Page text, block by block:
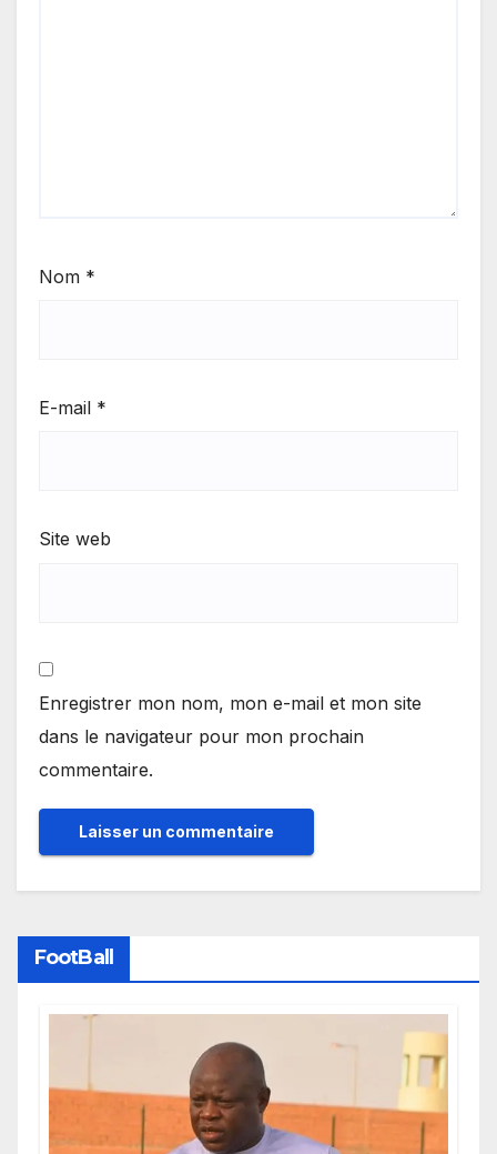
Nom *
E-mail *
Site web
Enregistrer mon nom, mon e-mail et mon site
dans le navigateur pour mon prochain
commentaire.
FootBall